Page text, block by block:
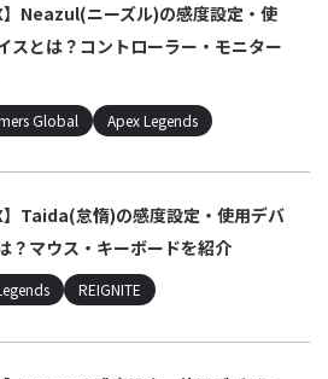
】Neazul(ニーズル)の感度設定・使
スとは？コントローラー・モニター
Global Apex Legends
】Taida(怠惰)の感度設定・使用デバ
？マウス・キーボードを紹介
REIGNITE